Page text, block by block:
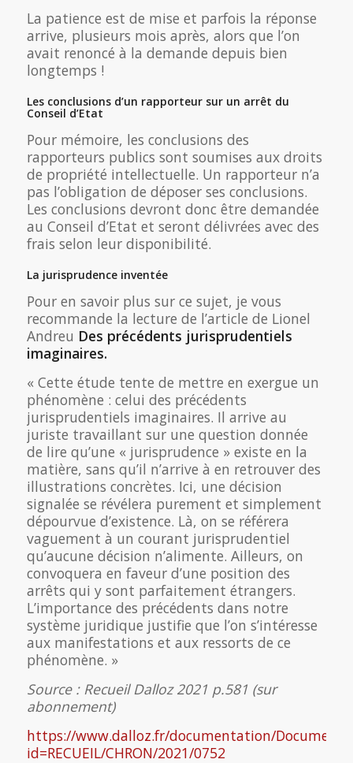
La patience est de mise et parfois la réponse
arrive, plusieurs mois après, alors que l’on
avait renoncé à la demande depuis bien
longtemps !
Les conclusions d’un rapporteur sur un arrêt du
Conseil d’Etat
Pour mémoire, les conclusions des
rapporteurs publics sont soumises aux droits
de propriété intellectuelle. Un rapporteur n’a
pas l’obligation de déposer ses conclusions.
Les conclusions devront donc être demandée
au Conseil d’Etat et seront délivrées avec des
frais selon leur disponibilité.
La jurisprudence inventée
Pour en savoir plus sur ce sujet, je vous
recommande la lecture de l’article de Lionel
Andreu Des précédents jurisprudentiels
imaginaires.
« Cette étude tente de mettre en exergue un
phénomène : celui des précédents
jurisprudentiels imaginaires. Il arrive au
juriste travaillant sur une question donnée
de lire qu’une « jurisprudence » existe en la
matière, sans qu’il n’arrive à en retrouver des
illustrations concrètes. Ici, une décision
signalée se révélera purement et simplement
dépourvue d’existence. Là, on se référera
vaguement à un courant jurisprudentiel
qu’aucune décision n’alimente. Ailleurs, on
convoquera en faveur d’une position des
arrêts qui y sont parfaitement étrangers.
L’importance des précédents dans notre
système juridique justifie que l’on s’intéresse
aux manifestations et aux ressorts de ce
phénomène. »
Source : Recueil Dalloz 2021 p.581 (sur
abonnement)
https://www.dalloz.fr/documentation/Document?
id=RECUEIL/CHRON/2021/0752